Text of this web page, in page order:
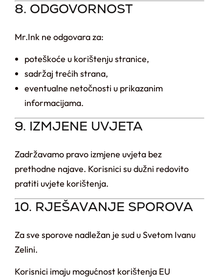
8. ODGOVORNOST
Mr.Ink ne odgovara za:
poteškoće u korištenju stranice,
sadržaj trećih strana,
eventualne netočnosti u prikazanim
informacijama.
9. IZMJENE UVJETA
Zadržavamo pravo izmjene uvjeta bez
prethodne najave. Korisnici su dužni redovito
pratiti uvjete korištenja.
10. RJEŠAVANJE SPOROVA
Za sve sporove nadležan je sud u Svetom Ivanu
Zelini.
Korisnici imaju mogućnost korištenja EU